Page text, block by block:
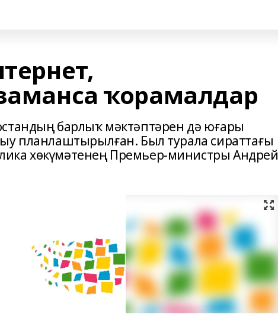
ҡорамалдар
барлыҡ мәктәптәрен дә юғары
планлаштырылған. Был турала сираттағы
хөкүмәтенең Премьер-министры Андрей